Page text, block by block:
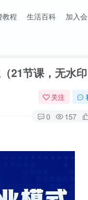
教程 生活百科 加入
21节课，无水印
关注
0 157